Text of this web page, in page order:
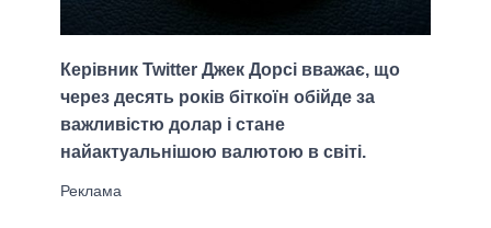
Керівник Twitter Джек Дорсі вважає, що
через десять років біткоїн обійде за
важливістю долар і стане
найактуальнішою валютою в світі.